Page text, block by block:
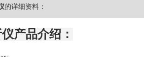
的详细资料：
产品介绍：